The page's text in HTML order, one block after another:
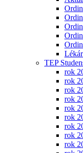
TEP
rok
rok
rok
rok
rok
rok
rok
rok
rok